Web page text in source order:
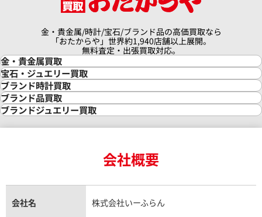
金・貴金属/時計/宝石/ブランド品の高価買取なら
「おたからや」世界約1,940店舗以上展開。
無料査定・出張買取対応。
金・貴金属買取
金買取
金の相場価格情報
金の参考買取価格一覧
インゴット買取
インゴットの相場価格情報
24金買取
金貨買取
貴金属買取
宝石・ジュエリー買取
宝石・ジュエリー買取
ダイヤモンド買取
ダイヤモンド・宝石の参考価格一覧
リング・結婚指輪買取
エメラルド買取
トパーズ買取
タンザナイト買取
ブランド時計買取
時計買取
ロレックス買取
ロレックス デイトナ買取
ロレックス サブマリーナー買取
ロレックス エクスプローラー買取
ロレックス デイトジャスト買取
パテック フィリップノーチラス買取
ブランド品買取
ブランド買取
シャネル マトラッセ買取
ブランドジュエリー買取
ヴァンクリーフ＆アーペル買取
ショーメ買取
会社概要
会社名 株式会社いーふらん